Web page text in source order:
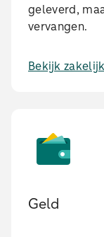
geleverd,
vervangen.
Bekijk
Geld